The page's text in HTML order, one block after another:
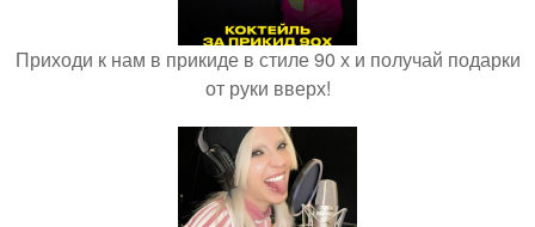
Приходи к нам в прикиде в стиле 90 х и получай подарки
от руки вверх!